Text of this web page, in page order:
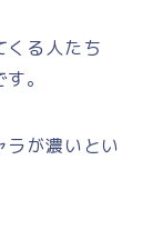
くる人たち
。
ラが濃いとい